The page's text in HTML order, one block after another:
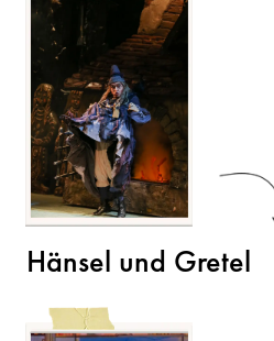
Hänsel und Gretel